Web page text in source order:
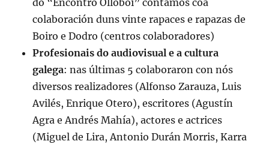
do “Encontro Olloboi” contamos coa
colaboración duns vinte rapaces e rapazas de
Boiro e Dodro (centros colaboradores)
Profesionais do audiovisual e a cultura
galega: nas últimas 5 colaboraron con nós
diversos realizadores (Alfonso Zarauza, Luis
Avilés, Enrique Otero), escritores (Agustín
Agra e Andrés Mahía), actores e actrices
(Miguel de Lira, Antonio Durán Morris, Karra